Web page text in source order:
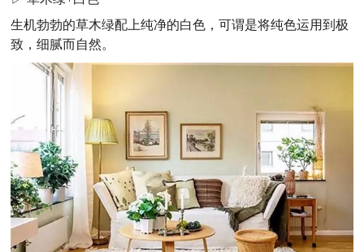
生机勃勃的草木绿配上纯净的白色，可谓是将纯色运用到极
致，细腻而自然。